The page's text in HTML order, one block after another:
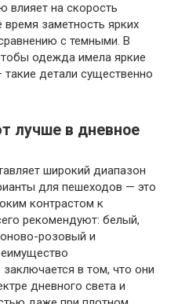
на скорость
заметность ярких
с темными. В
одежда имела яркие
детали существенно
лучше в дневное
широкий диапазон
для пешеходов — это
контрастом к
рекомендуют: белый,
розовый и
в том, что они
дневного света и